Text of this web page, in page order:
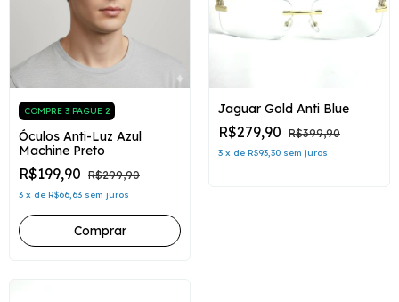
COMPRE 3 PAGUE 2
Óculos Anti-Luz Azul
Machine Preto
R$199,90 R$299,90
3 x de R$66,63 sem juros
Jaguar Gold Anti Blue
R$279,90 R$399,90
3 x de R$93,30 sem juros